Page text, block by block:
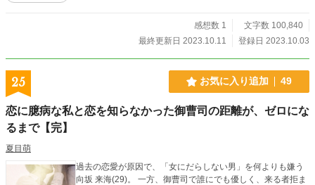
感想数 1
文字数 100,840
最終更新日 2023.10.11
登録日 2023.10.03
25 お気に入り追加 49
恋に臆病な私と恋を知らなかった御曹司の距離が、ゼロにな
るまで【完】
夏目萌
過去の恋愛が原因で、「女にだらしない男」を何よりも嫌う
向坂 来海(29)。 一方、御曹司で誰にでも優しく、来る者拒ま